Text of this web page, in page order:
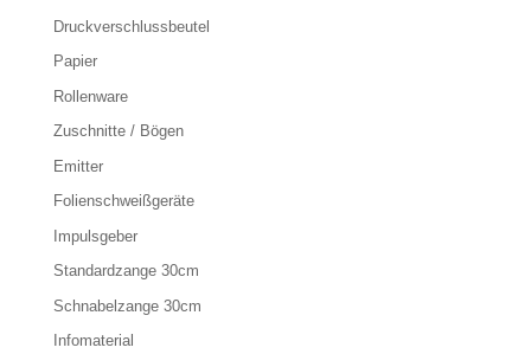
Druckverschlussbeutel
Papier
Rollenware
Zuschnitte / Bögen
Emitter
Folienschweißgeräte
Impulsgeber
Standardzange 30cm
Schnabelzange 30cm
Infomaterial